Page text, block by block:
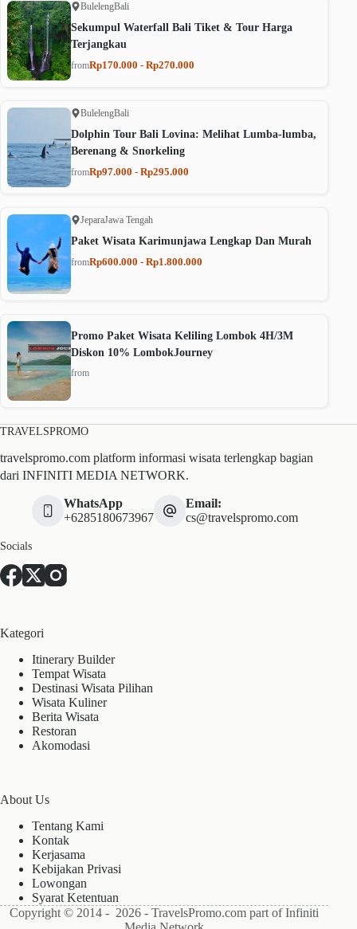
BulelengBali
Sekumpul Waterfall Bali Tiket & Tour Harga
Terjangkau
fromRp170.000 - Rp270.000
BulelengBali
Dolphin Tour Bali Lovina: Melihat Lumba-lumba,
Berenang & Snorkeling
fromRp97.000 - Rp295.000
JeparaJawa Tengah
Paket Wisata Karimunjawa Lengkap Dan Murah
fromRp600.000 - Rp1.800.000
Promo Paket Wisata Keliling Lombok 4H/3M
Diskon 10% LombokJourney
from
TRAVELSPROMO
travelspromo.com platform informasi wisata terlengkap bagian
dari INFINITI MEDIA NETWORK.
WhatsApp
+6285180673967
Email:
cs@travelspromo.com
Socials
Kategori
Itinerary Builder
Tempat Wisata
Destinasi Wisata Pilihan
Wisata Kuliner
Berita Wisata
Restoran
Akomodasi
About Us
Tentang Kami
Kontak
Kerjasama
Kebijakan Privasi
Lowongan
Syarat Ketentuan
Copyright © 2014 - 2026 - TravelsPromo.com part of Infiniti